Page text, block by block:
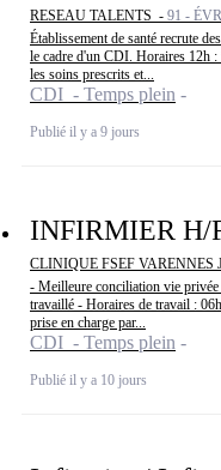
RESEAU TALENTS - 91 -
Établissement de santé recrute
le cadre d'un CDI. Horaires 12h
les soins prescrits et...
CDI - Temps plein
Publié il y a 9 jours
INFIRMIER H/
CLINIQUE FSEF VARENNES
- Meilleure conciliation vie
travaillé - Horaires de travail :
prise en charge par...
CDI - Temps plein
Publié il y a 10 jours